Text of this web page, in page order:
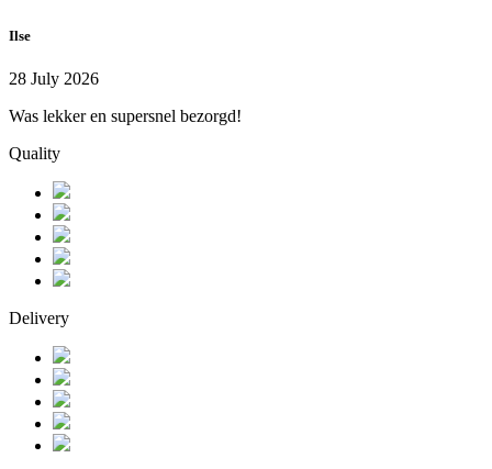
Ilse
28 July 2026
Was lekker en supersnel bezorgd!
Quality
Delivery